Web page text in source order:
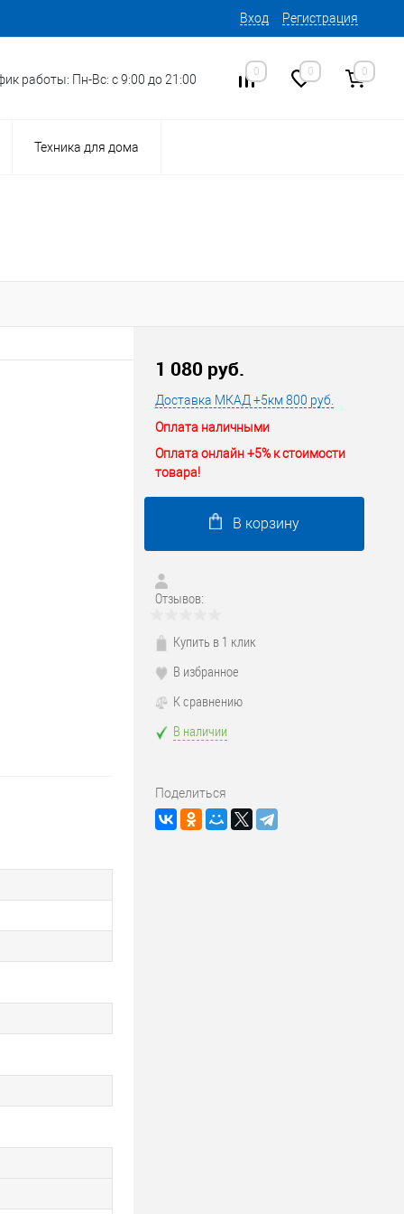
Вход Регистрация
работы: Пн-Вс: с 9:00 до 21:00
0 0 0
Техника для дома
1 080 руб.
Доставка МКАД +5км 800 руб.
Оплата наличными
Оплата онлайн +5% к стоимости
товара!
В корзину
Отзывов:
Купить в 1 клик
В избранное
К сравнению
В наличии
Поделиться